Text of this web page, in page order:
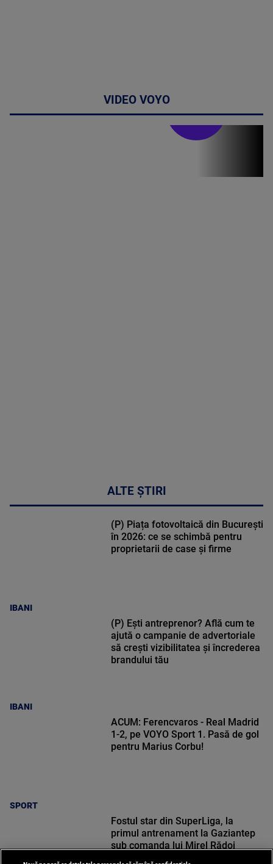
VIDEO VOYO
ALTE ȘTIRI
IBANI
(P) Piața fotovoltaică din București
în 2026: ce se schimbă pentru
proprietarii de case și firme
IBANI
(P) Ești antreprenor? Află cum te
ajută o campanie de advertoriale
să crești vizibilitatea și încrederea
brandului tău
SPORT
ACUM: Ferencvaros - Real Madrid
1-2, pe VOYO Sport 1. Pasă de gol
pentru Marius Corbu!
Fostul star din SuperLiga, la
primul antrenament la Gaziantep
sub comanda lui Mirel Rădoi